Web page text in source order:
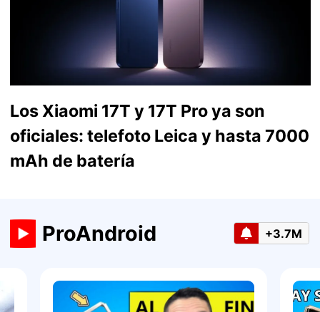
Los Xiaomi 17T y 17T Pro ya son
oficiales: telefoto Leica y hasta 7000
mAh de batería
ProAndroid +3.7M